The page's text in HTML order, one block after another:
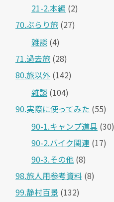
21-2.本編 (2)
70.ぶらり旅 (27)
雑談 (4)
71.過去旅 (28)
80.旅以外 (142)
雑談 (104)
90.実際に使ってみた (55)
90-1.キャンプ道具 (30)
90-2.バイク関連 (17)
90-3.その他 (8)
98.旅人用参考資料 (8)
99.静村百景 (132)